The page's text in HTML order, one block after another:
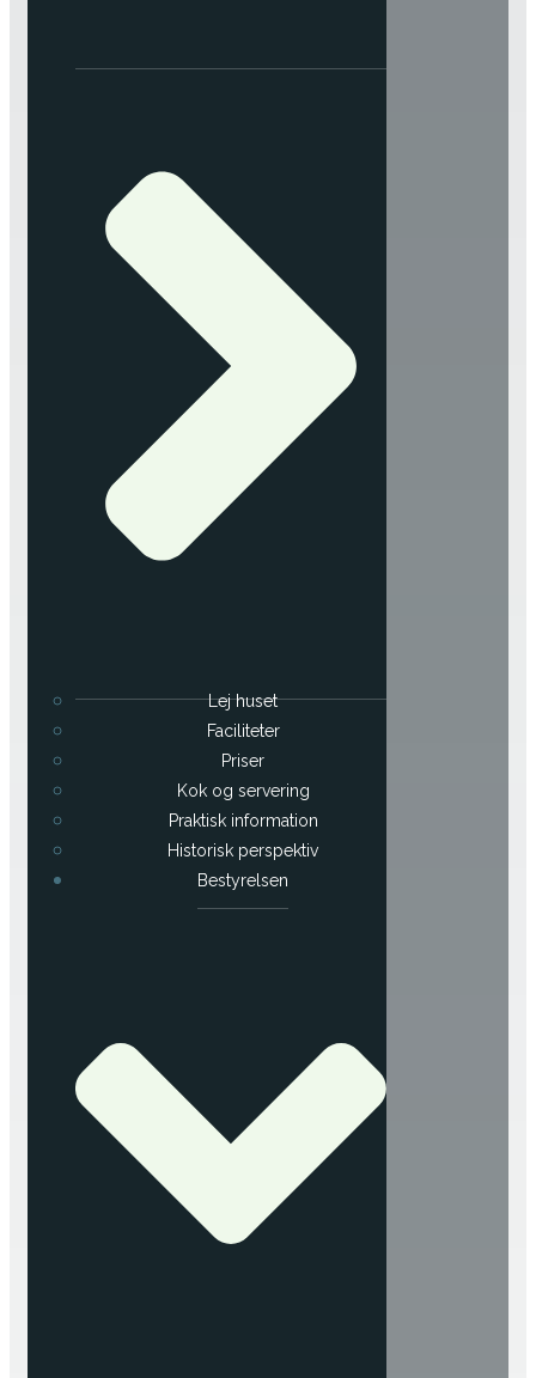
Lej huset
Faciliteter
Priser
Kok og servering
Praktisk information
Historisk perspektiv
Bestyrelsen